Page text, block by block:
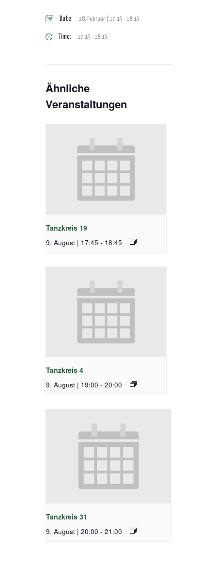
Date: 28. Februar | 17:15 -18:15
Time: 17:15 - 18:15
Ähnliche
Veranstaltungen
Tanzkreis 19
9. August | 17:45 - 18:45
Tanzkreis 4
9. August | 19:00 - 20:00
Tanzkreis 31
9. August | 20:00 - 21:00